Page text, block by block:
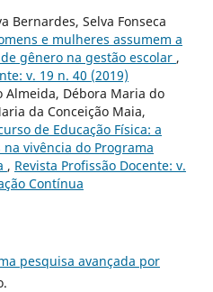
Bernardes, Selva Fonseca
e mulheres assumem a
gênero na gestão escolar ,
v. 19 n. 40 (2019)
Almeida, Débora Maria do
da Conceição Maia,
de Educação Física: a
vivência do Programa
, Revista Profissão Docente: v.
Contínua
pesquisa avançada por